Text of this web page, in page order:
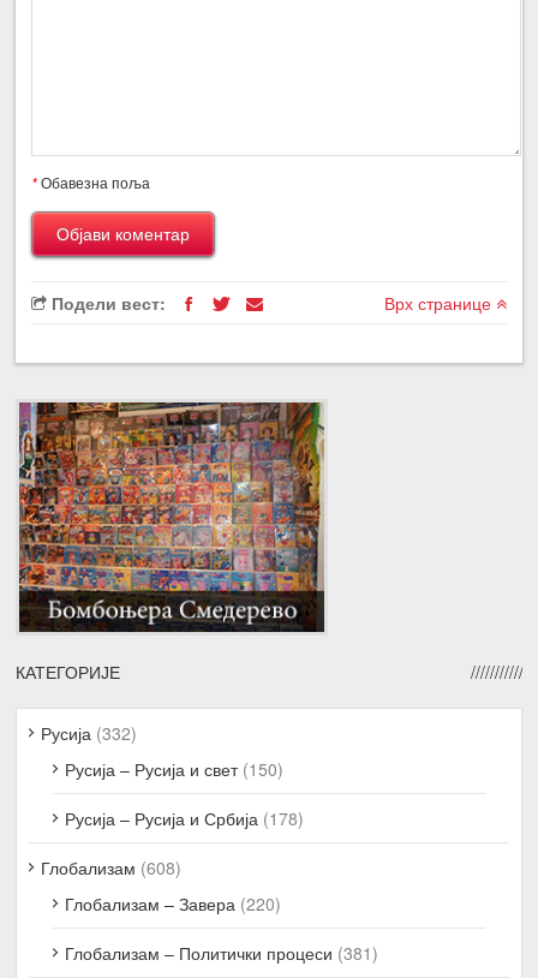
*Обавезна поља
Подели вест: Врх странице
КАТЕГОРИЈЕ
Русија (332)
Русија – Русија и свет(150)
Русија – Русија и Србија (178)
Глобализам (608)
Глобализам – Завера (220)
Глобализам – Политички процеси (381)